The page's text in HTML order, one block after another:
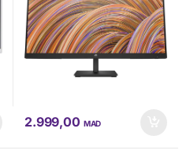
2.999,00 MAD